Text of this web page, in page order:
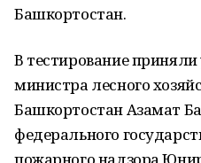
Башкортостан.
В тестирование
министра лесного
Башкортостан Азамат
федерального